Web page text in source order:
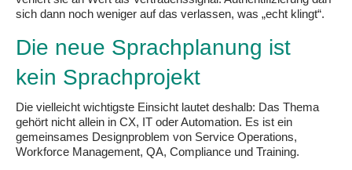
sich dann noch weniger auf das verlassen, was „echt klingt“.
Die neue Sprachplanung ist
kein Sprachprojekt
Die vielleicht wichtigste Einsicht lautet deshalb: Das Thema
gehört nicht allein in CX, IT oder Automation. Es ist ein
gemeinsames Designproblem von Service Operations,
Workforce Management, QA, Compliance und Training.